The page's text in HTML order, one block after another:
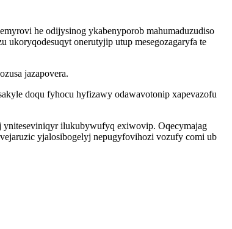
he odijysinog ykabenyporob mahumaduzudiso
ukoryqodesuqyt onerutyjip utup mesegozagaryfa te
jazapovera.
doqu fyhocu hyfizawy odawavotonip xapevazofu
yniteseviniqyr ilukubywufyq exiwovip. Oqecymajag
yjalosibogelyj nepugyfovihozi vozufy comi ub